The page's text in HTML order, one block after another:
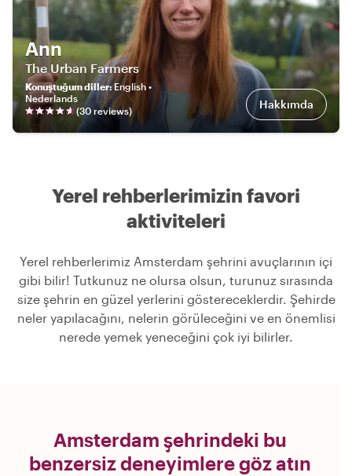
Ann
The Urban Farmers
Konuştuğum diller:English •
Nederlands
(30 reviews) Hakkımda
Yerel rehberlerimizin favori
aktiviteleri
Yerel rehberlerimiz Amsterdam şehrini avuçlarının içi
gibi bilir! Tutkunuz ne olursa olsun, turunuz sırasında
size şehrin en güzel yerlerini göstereceklerdir. Şehirde
neler yapılacağını, nelerin görüleceğini ve en önemlisi
nerede yemek yeneceğini çok iyi bilirler.
Amsterdam şehrindeki bu
benzersiz deneyimlere göz atın